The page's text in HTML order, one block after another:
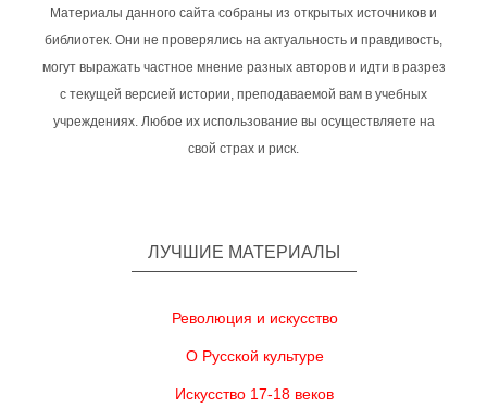
Материалы данного сайта собраны из открытых источников и
библиотек. Они не проверялись на актуальность и правдивость,
могут выражать частное мнение разных авторов и идти в разрез
с текущей версией истории, преподаваемой вам в учебных
учреждениях. Любое их использование вы осуществляете на
свой страх и риск.
ЛУЧШИЕ МАТЕРИАЛЫ
Революция и искусство
О Русской культуре
Искусство 17-18 веков